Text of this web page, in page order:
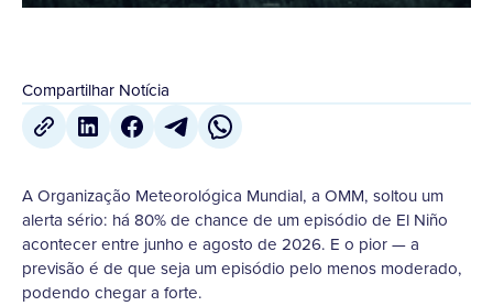
Compartilhar Notícia
A Organização Meteorológica Mundial, a OMM, soltou um
alerta sério: há 80% de chance de um episódio de El Niño
acontecer entre junho e agosto de 2026. E o pior — a
previsão é de que seja um episódio pelo menos moderado,
podendo chegar a forte.